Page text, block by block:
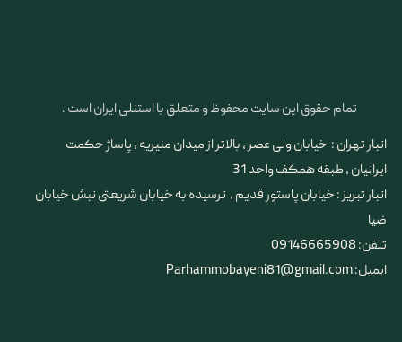
تمام حقوق این سایت محفوظ و متعلق با استنلی ایران است .
انبار تهران : خیابان ولی عصر ، بالاتر از میدان منیریه ، پاساژ حکمت
ایرانیان ، طبقه همکف واحد 31
​​​​​​​انبار تبریز : خیابان پاستور قدیم ، نرسیده به خیابان شریعتی نبش خیابان
ضیا
تلفن: 09146665908
ایمیل: Parhammobayeni81@gmail.com